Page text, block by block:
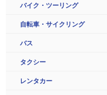
バイク・ツーリング
自転車・サイクリング
バス
タクシー
レンタカー